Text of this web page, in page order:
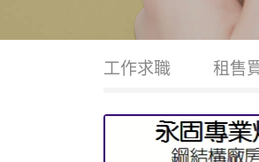
工作求職 租售